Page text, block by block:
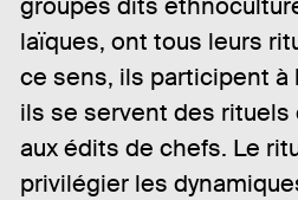
laïques, ont tous leurs
ce sens, ils participent à
ils se servent des
aux édits de chefs. Le
privilégier les